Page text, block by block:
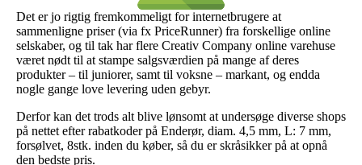
Det er jo rigtig fremkommeligt for internetbrugere at
sammenligne priser (via fx PriceRunner) fra forskellige online
selskaber, og til tak har flere Creativ Company online varehuse
været nødt til at stampe salgsværdien på mange af deres
produkter – til juniorer, samt til voksne – markant, og endda
nogle gange love levering uden gebyr.
Derfor kan det trods alt blive lønsomt at undersøge diverse shops
på nettet efter rabatkoder på Enderør, diam. 4,5 mm, L: 7 mm,
forsølvet, 8stk. inden du køber, så du er skråsikker på at opnå
den bedste pris.